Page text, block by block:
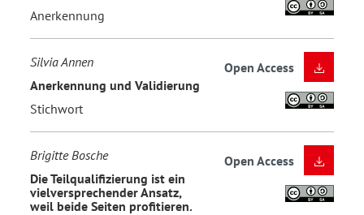
Anerkennung
Silvia Annen
Anerkennung und Validierung
Stichwort
Open Access
Brigitte Bosche
Die Teilqualifizierung ist ein
vielversprechender Ansatz,
weil beide Seiten profitieren.
Open Access